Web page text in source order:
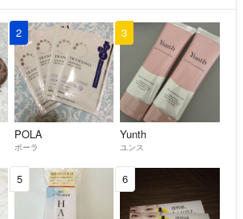
2
POLA
ポーラ
3
Yunth
ユンス
5 6